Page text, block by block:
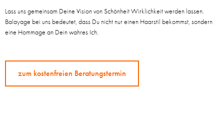
Lass uns gemeinsam Deine Vision von Schönheit Wirklichkeit werden lassen.
Balayage bei uns bedeutet, dass Du nicht nur einen Haarstil bekommst, sondern
eine Hommage an Dein wahres Ich.
zum kostenfreien Beratungstermin